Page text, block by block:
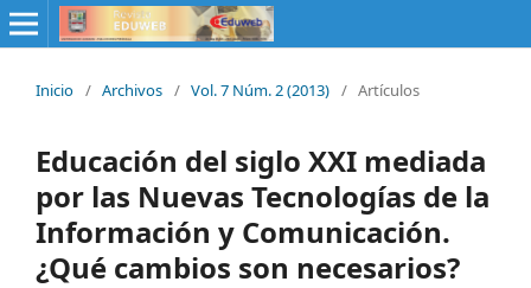
Inicio / Archivos / Vol. 7 Núm. 2 (2013) / Artículos
Educación del siglo XXI mediada
por las Nuevas Tecnologías de la
Información y Comunicación.
¿Qué cambios son necesarios?